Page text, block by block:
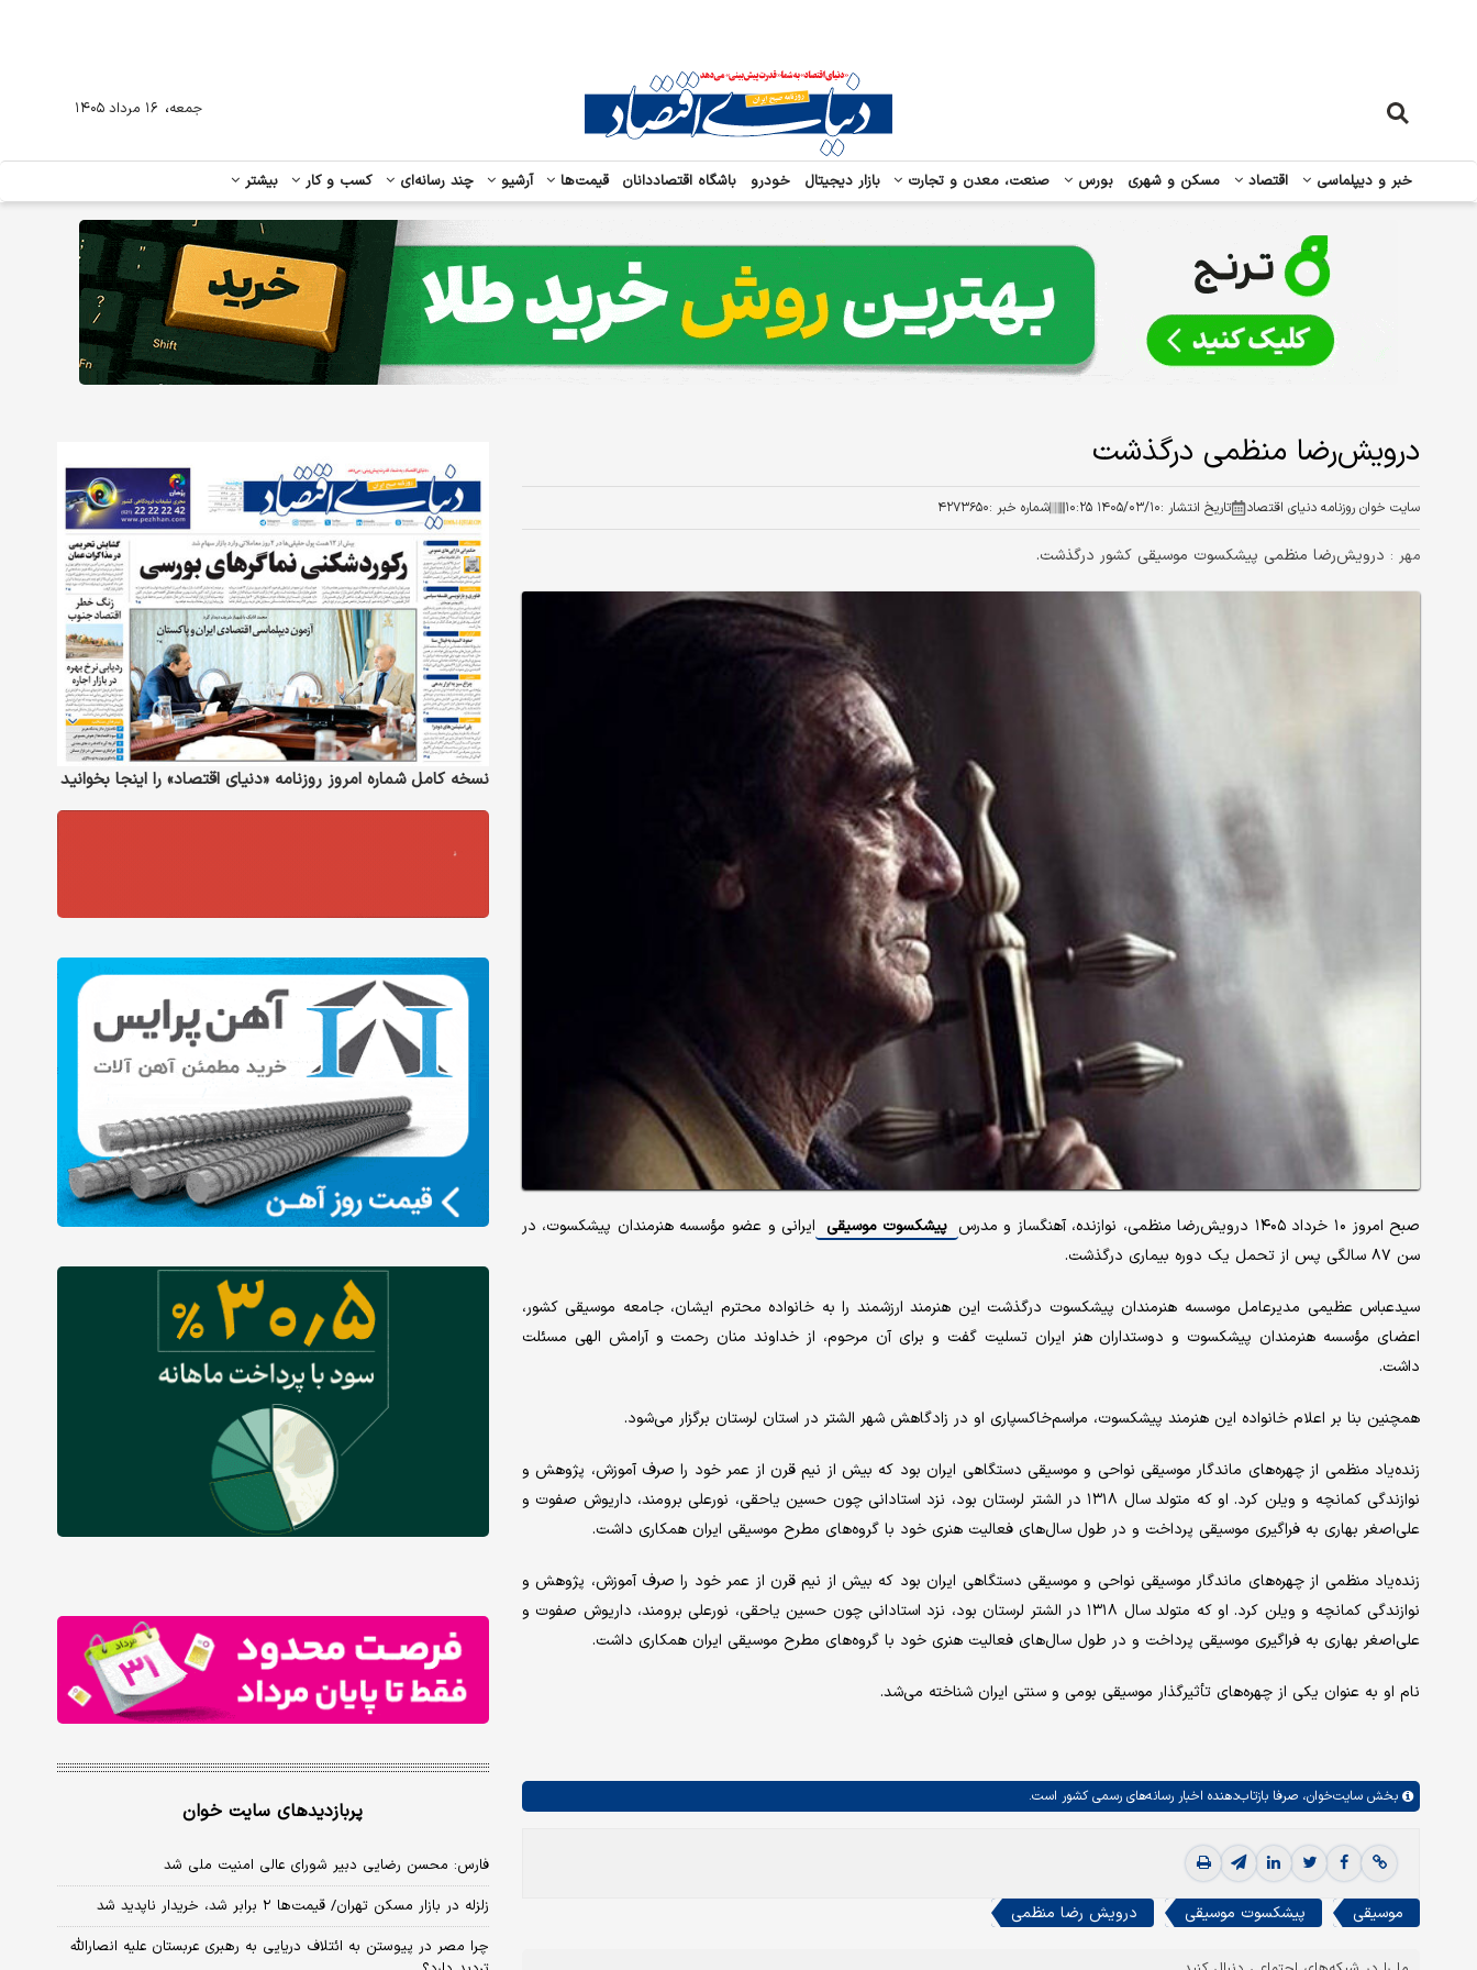
خبر و دیپلماسی اقتصاد مسکن و شهری بورس صنعت، معدن و تجارت بازار دیجیتال خودرو باشگاه اقتصاددانان قیمت‌ها آرشیو چند رسانه‌ای کسب و کار بیشتر
جمعه، ۱۶ مرداد ۱۴۰۵
درویش‌رضا منظمی درگذشت
سایت خوان روزنامه دنیای اقتصاد تاریخ انتشار :۱۴۰۵/۰۳/۱۰ ۱۰:۲۵ شماره خبر :۴۲۷۳۶۵۰
مهر : درویش‌رضا منظمی پیشکسوت موسیقی کشور درگذشت.
صبح امروز ۱۰ خرداد ۱۴۰۵ درویش‌رضا منظمی، نوازنده، آهنگساز و مدرس پیشکسوت موسیقی ایرانی و عضو مؤسسه هنرمندان پیشکسوت، در
سن ۸۷ سالگی پس از تحمل یک‌ دوره بیماری درگذشت.
سیدعباس عظیمی مدیرعامل موسسه هنرمندان پیشکسوت درگذشت این هنرمند ارزشمند را به خانواده محترم ایشان، جامعه موسیقی کشور،
اعضای مؤسسه هنرمندان پیشکسوت و دوستداران هنر ایران تسلیت گفت و برای آن مرحوم، از خداوند منان رحمت و آرامش الهی مسئلت
داشت.
همچنین بنا بر اعلام خانواده این هنرمند پیشکسوت، مراسم‌خاکسپاری او در زادگاهش شهر الشتر در استان لرستان برگزار می‌شود.
زنده‌یاد منظمی از چهره‌های ماندگار موسیقی نواحی و موسیقی دستگاهی ایران بود که بیش از نیم قرن از عمر خود را صرف آموزش، پژوهش و
نوازندگی کمانچه و ویلن کرد. او که متولد سال ۱۳۱۸ در الشتر لرستان بود، نزد استادانی چون حسین یاحقی، نورعلی برومند، داریوش صفوت و
علی‌اصغر بهاری به فراگیری موسیقی پرداخت و در طول سال‌های فعالیت هنری خود با گروه‌های مطرح موسیقی ایران همکاری داشت.
زنده‌یاد منظمی از چهره‌های ماندگار موسیقی نواحی و موسیقی دستگاهی ایران بود که بیش از نیم قرن از عمر خود را صرف آموزش، پژوهش و
نوازندگی کمانچه و ویلن کرد. او که متولد سال ۱۳۱۸ در الشتر لرستان بود، نزد استادانی چون حسین یاحقی، نورعلی برومند، داریوش صفوت و
علی‌اصغر بهاری به فراگیری موسیقی پرداخت و در طول سال‌های فعالیت هنری خود با گروه‌های مطرح موسیقی ایران همکاری داشت.
نام او به عنوان یکی از چهره‌های تأثیرگذار موسیقی بومی و سنتی ایران شناخته می‌شد.
بخش سایت‌خوان، صرفا بازتاب‌دهنده اخبار رسانه‌های رسمی کشور است.
موسیقی پیشکسوت موسیقی درویش رضا منظمی
نسخه کامل شماره امروز روزنامه «دنیای‌ اقتصاد» را اینجا بخوانید
پربازدیدهای سایت خوان
فارس: محسن رضایی دبیر شورای عالی امنیت ملی شد
زلزله در بازار مسکن تهران/ قیمت‌ها ۲ برابر شد، خریدار ناپدید شد
چرا مصر در پیوستن به ائتلاف دریایی به رهبری عربستان علیه انصارالله